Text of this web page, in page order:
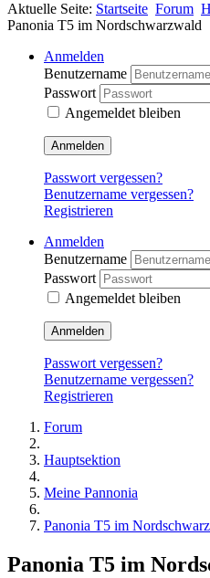
Aktuelle Seite: Startseite Forum
Panonia T5 im Nordschwarzwald
Anmelden
Benutzername
Passwort
Angemeldet bleiben
Anmelden
Passwort vergessen?
Benutzername vergessen?
Registrieren
Anmelden
Benutzername
Passwort
Angemeldet bleiben
Anmelden
Passwort vergessen?
Benutzername vergessen?
Registrieren
Forum
Hauptsektion
Meine Pannonia
Panonia T5 im
Panonia T5 im